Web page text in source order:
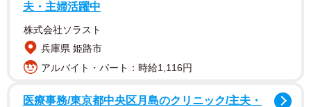
夫・主婦活躍中
株式会社ソラスト
兵庫県 姫路市
アルバイト・パート：時給1,116円
医療事務/東京都中央区月島のクリニック/主夫・